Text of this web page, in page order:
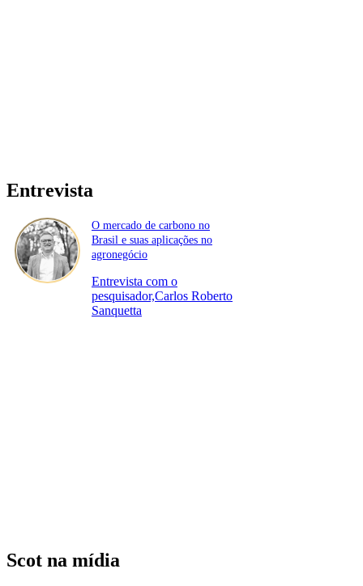
Entrevista
O mercado de carbono no
Brasil e suas aplicações no
agronegócio
Entrevista com o
pesquisador,Carlos Roberto
Sanquetta
Scot na mídia